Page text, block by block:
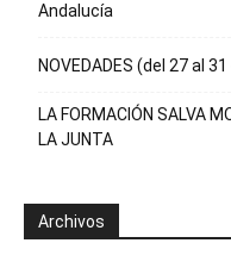
Andalucía
NOVEDADES (del 27 al
LA FORMACIÓN SALVA
LA JUNTA
Archivos